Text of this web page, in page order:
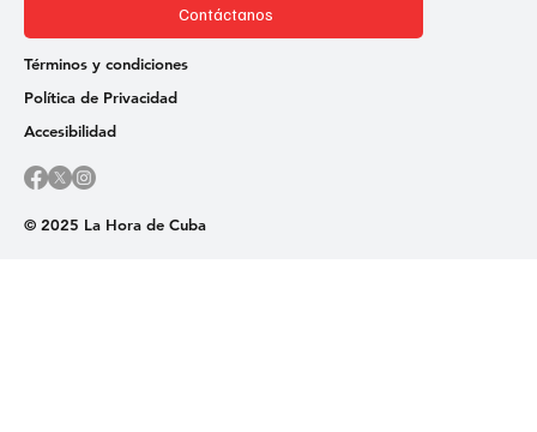
© 2025 La Hora de Cuba
Contáctanos
Términos y condiciones
Política de Privacidad
Accesibilidad